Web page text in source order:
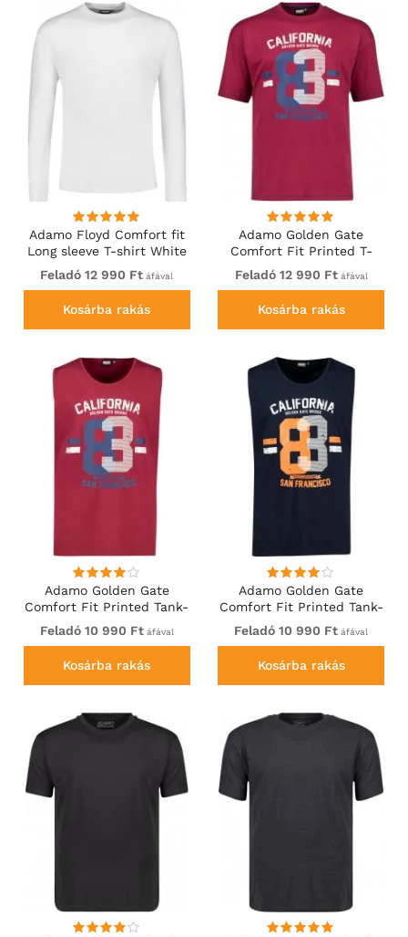
Adamo Floyd Comfort fit
Long sleeve T-shirt White
Feladó 12 990 Ft áfával
Kosárba rakás
Adamo Golden Gate
Comfort Fit Printed T-
shirt Burgundy
Feladó 12 990 Ftáfával
Kosárba rakás
Adamo Golden Gate
Comfort Fit Printed Tank-
top Burgundy
Feladó 10 990 Ftáfával
Kosárba rakás
Adamo Golden Gate
Comfort Fit Printed Tank-
top Navy
Feladó 10 990 Ft áfával
Kosárba rakás